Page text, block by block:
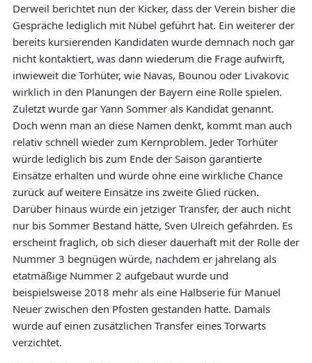
Derweil berichtet nun der Kicker, dass der Verein bisher die
Gespräche lediglich mit Nübel geführt hat. Ein weiterer der
bereits kursierenden Kandidaten wurde demnach noch gar
nicht kontaktiert, was dann wiederum die Frage aufwirft,
inwieweit die Torhüter, wie Navas, Bounou oder Livakovic
wirklich in den Planungen der Bayern eine Rolle spielen.
Zuletzt wurde gar Yann Sommer als Kandidat genannt.
Doch wenn man an diese Namen denkt, kommt man auch
relativ schnell wieder zum Kernproblem. Jeder Torhüter
würde lediglich bis zum Ende der Saison garantierte
Einsätze erhalten und würde ohne eine wirkliche Chance
zurück auf weitere Einsätze ins zweite Glied rücken.
Darüber hinaus würde ein jetziger Transfer, der auch nicht
nur bis Sommer Bestand hätte, Sven Ulreich gefährden. Es
erscheint fraglich, ob sich dieser dauerhaft mit der Rolle der
Nummer 3 begnügen würde, nachdem er jahrelang als
etatmäßige Nummer 2 aufgebaut wurde und
beispielsweise 2018 mehr als eine Halbserie für Manuel
Neuer zwischen den Pfosten gestanden hatte. Damals
wurde auf einen zusätzlichen Transfer eines Torwarts
verzichtet.